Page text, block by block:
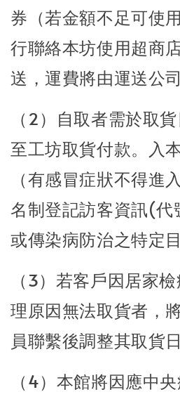
券（若金額不足可使
行聯絡本坊使用超商
送，運費將由運送公司
（2） 自取者需於取
至工坊取貨付款。入
（有感冒症狀不得進
名制登記訪客資訊(代
或傳染病防治之特定
（3）若客戶因居家
理原因無法取貨者，
員聯繫後調整其取貨日
（4）本館將因應中